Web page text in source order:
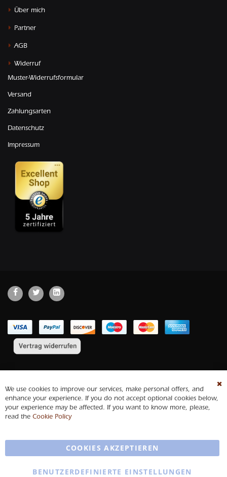
Über mich
Partner
AGB
Widerruf
Muster-Widerrufsformular
Versand
Zahlungsarten
Datenschutz
Impressum
We use cookies to improve our services, make personal offers, and
enhance your experience. If you do not accept optional cookies below,
your experience may be affected. If you want to know more, please,
read the Cookie Policy
COOKIES AKZEPTIEREN
BENUTZERDEFINIERTE EINSTELLUNGEN